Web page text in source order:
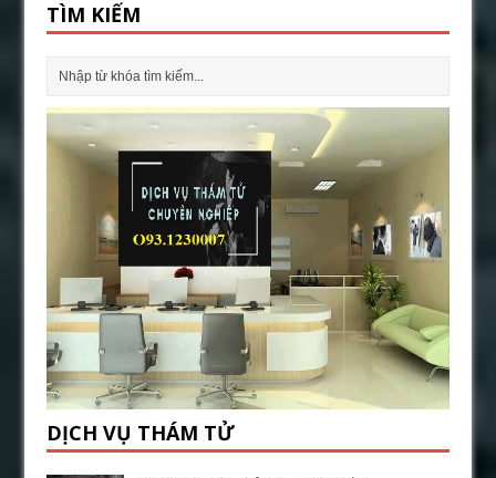
TÌM KIẾM
DỊCH VỤ THÁM TỬ